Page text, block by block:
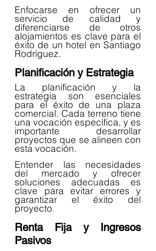
Enfocarse en ofrecer un
servicio de calidad y
diferenciarse de otros
alojamientos es clave para el
éxito de un hotel en Santiago
Rodríguez.
Planificación y Estrategia
La planificación y la
estrategia son esenciales
para el éxito de una plaza
comercial. Cada terreno tiene
una vocación específica, y es
importante desarrollar
proyectos que se alineen con
esta vocación.
Entender las necesidades
del mercado y ofrecer
soluciones adecuadas es
clave para evitar errores y
garantizar el éxito del
proyecto.
Renta Fija y Ingresos
Pasivos